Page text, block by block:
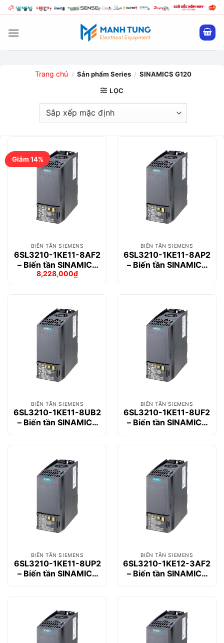
Bỏ
qua
nội
Trang chủ / Sản phẩm Series / SINAMICS G120
LỌC
Giảm 14%
BIẾN TẦN SIEMENS
6SL3210-1KE11-8AF2
– Biến tần SINAMICS
G120C 0.55kW
Giá
8,228,000₫
Giá
BIẾN TẦN SIEMENS
6SL3210-1KE11-8AP2
– Biến tần SINAMICS
BIẾN TẦN SIEMENS
6SL3210-1KE11-8UB2
– Biến tần SINAMICS
BIẾN TẦN SIEMENS
6SL3210-1KE11-8UF2
– Biến tần SINAMICS
BIẾN TẦN SIEMENS
6SL3210-1KE11-8UP2
– Biến tần SINAMICS
BIẾN TẦN SIEMENS
6SL3210-1KE12-3AF2
– Biến tần SINAMICS